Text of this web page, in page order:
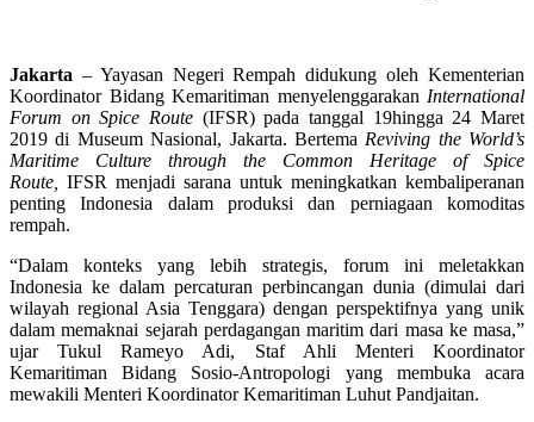
Jakarta – Yayasan Negeri Rempahdidukung olehKementerian
Koordinator Bidang Kemaritiman menyelenggarakan International
Forum on Spice Route (IFSR) padatanggal 19hingga 24 Maret
2019 di Museum Nasional, Jakarta. Bertema Reviving the World’s
Maritime Culture through the Common Heritage of Spice
Route, IFSR menjadi sarana untuk meningkatkan kembaliperanan
penting Indonesia dalam produksi dan perniagaan komoditas
rempah.
“Dalam konteks yang lebih strategis, forum ini meletakkan
Indonesia ke dalam percaturan perbincangan dunia (dimulai dari
wilayah regional Asia Tenggara) dengan perspektifnya yang unik
dalam memaknai sejarah perdagangan maritim dari masa ke masa,”
ujar Tukul Rameyo Adi, Staf Ahli Menteri Koordinator
Kemaritiman Bidang Sosio-Antropologi yang membuka acara
mewakili Menteri Koordinator Kemaritiman Luhut Pandjaitan.